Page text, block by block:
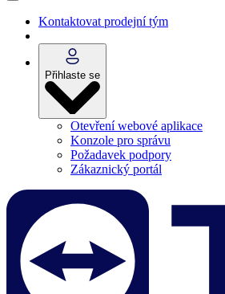
Kontaktovat prodejní tým
Přihlaste se
Otevření webové aplikace
Konzole pro správu
Požadavek podpory
Zákaznický portál